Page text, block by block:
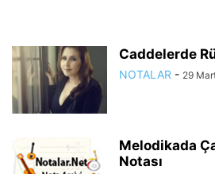
Caddelerde
NOTALAR - 29
Melodikada
Notası